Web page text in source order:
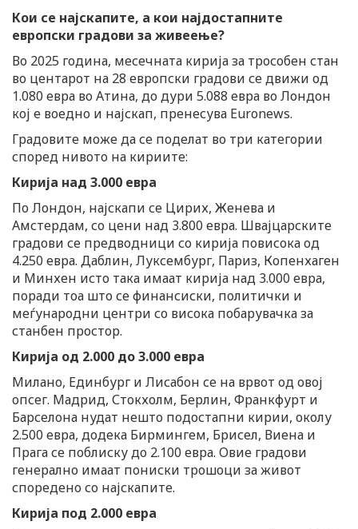
Кои се најскапите, а кои најдостапните
европски градови за живеење?
Во 2025 година, месечната кирија за трособен стан
во центарот на 28 европски градови се движи од
1.080 евра во Атина, до дури 5.088 евра во Лондон
кој е воедно и најскап, пренесува Euronews.
Градовите може да се поделат во три категории
според нивото на кириите:
Кирија над 3.000 евра
По Лондон, најскапи се Цирих, Женева и
Амстердам, со цени над 3.800 евра. Швајцарските
градови се предводници со кирија повисока од
4.250 евра. Даблин, Луксембург, Париз, Копенхаген
и Минхен исто така имаат кирија над 3.000 евра,
поради тоа што се финансиски, политички и
меѓународни центри со висока побарувачка за
станбен простор.
Кирија од 2.000 до 3.000 евра
Милано, Единбург и Лисабон се на врвот од овој
опсег. Мадрид, Стокхолм, Берлин, Франкфурт и
Барселона нудат нешто подостапни кирии, околу
2.500 евра, додека Бирмингем, Брисел, Виена и
Прага се поблиску до 2.100 евра. Овие градови
генерално имаат пониски трошоци за живот
споредено со најскапите.
Кирија под 2.000 евра